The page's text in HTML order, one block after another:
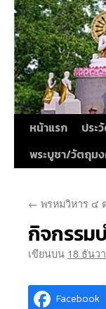
หน้าแรก ประ
พระบูชา/วัตถุม
← พรหมวิหาร ๔
กิจกรร
เขียนบน 18 ธันว
Facebook